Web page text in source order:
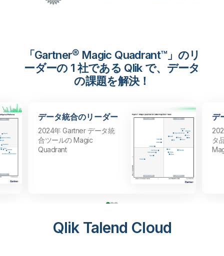
「Gartner® Magic Quadrant™」のリ
ーダーの 1 社である Qlik で、データ
の課題を解決！
データ統合のリーダー
2024年 Gartner データ統
合ツールの Magic
Quadrant
デ
タ
Qlik Talend Cloud